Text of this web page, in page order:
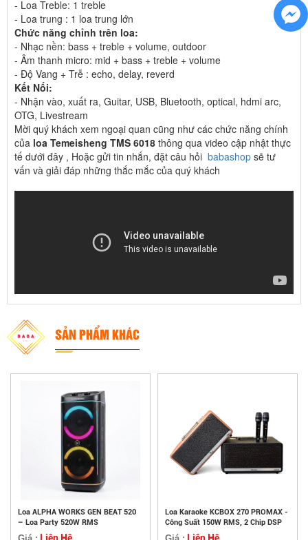
- Loa Treble: 1 treble
- Loa trung : 1 loa trung lớn
Chức năng chỉnh trên loa:
- Nhạc nền: bass + treble + volume, outdoor
- Âm thanh micro: mid + bass + treble + volume
- Độ Vang + Trễ : echo, delay, reverd
Kết Nối:
- Nhận vào, xuất ra, Guitar, USB, Bluetooth, optical, hdmi arc,
OTG, Livestream
Mời quý khách xem ngoại quan cũng như các chức năng chính
của loa Temeisheng TMS 6018 thông qua video cập nhật thực
tế dưới đây , Hoặc gửi tin nhắn, đặt câu hỏi babashop sẽ tư
vấn và giải đáp những thắc mắc của quý khách
SẢN PHẨM KHÁC
Loa ALPHA WORKS GEN BEAT 520
– Loa Party 520W RMS
Loa Karaoke KCBOX 270 PROMAX -
Công Suất 150W RMS, 2 Chip DSP